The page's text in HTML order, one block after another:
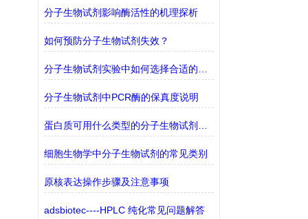
分子生物试剂影响酶活性的机理探析
如何预防分子生物试剂失效？
分子生物试剂中PCR酶的保真度说明
细胞生物学中分子生物试剂的常见类别
原核表达操作步骤及注意事项
adsbiotec----HPLC 纯化常见问题解答